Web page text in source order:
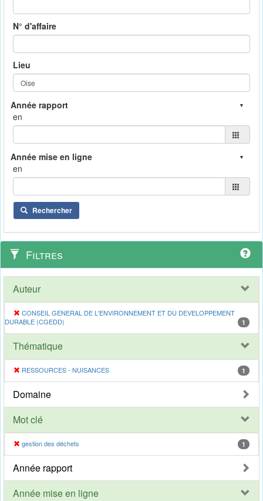
N° d'affaire
Lieu
en
en
Rechercher
Filtres
Auteur
CONSEIL GENERAL DE L'ENVIRONNEMENT ET DU DEVELOPPEMENT
DURABLE (CGEDD)
1
Thématique
RESSOURCES - NUISANCES 1
Domaine
Mot clé
gestion des déchets 1
Année rapport
Année mise en ligne